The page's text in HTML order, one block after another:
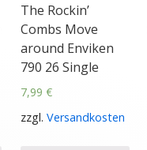
The Rockin’
Combs Move
around Enviken
790 26 Single
7,99€
zzgl.Versandkosten